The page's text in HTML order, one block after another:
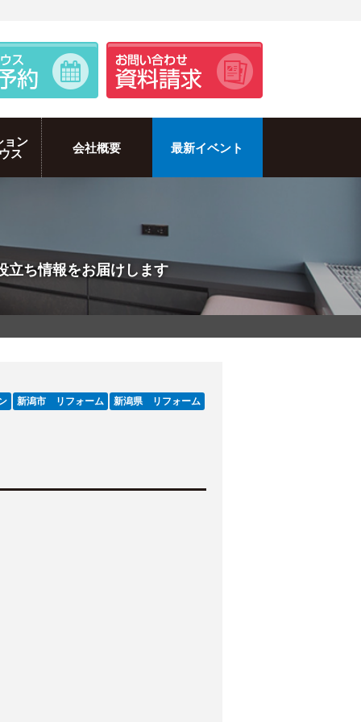
ョン
ス
会社概要 最新イベント
立ち情報をお届けします
新潟市 リフォーム 新潟県 リフォーム